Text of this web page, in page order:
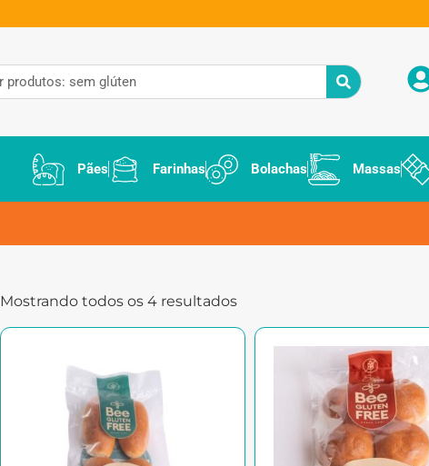
Pães Farinhas Bolachas Massas
Mostrando todos os 4 resultados